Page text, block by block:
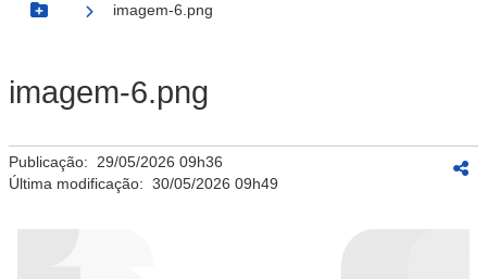
Botão Menu
imagem-6.png
imagem-6.png
Publicação: 29/05/2026 09h36
Última modificação: 30/05/2026 09h49